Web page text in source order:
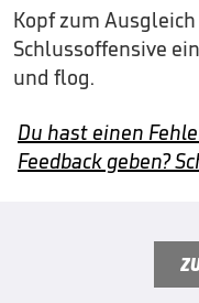
Kopf zum
Schlussoffensive
und flog.
Du hast einen
Feedback geben?